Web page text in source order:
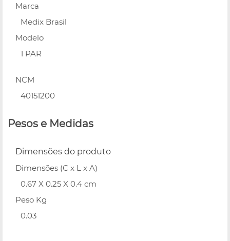
Marca
Medix Brasil
Modelo
1 PAR
NCM
40151200
Pesos e Medidas
Dimensões do produto
Dimensões (C x L x A)
0.67 X 0.25 X 0.4 cm
Peso Kg
0.03